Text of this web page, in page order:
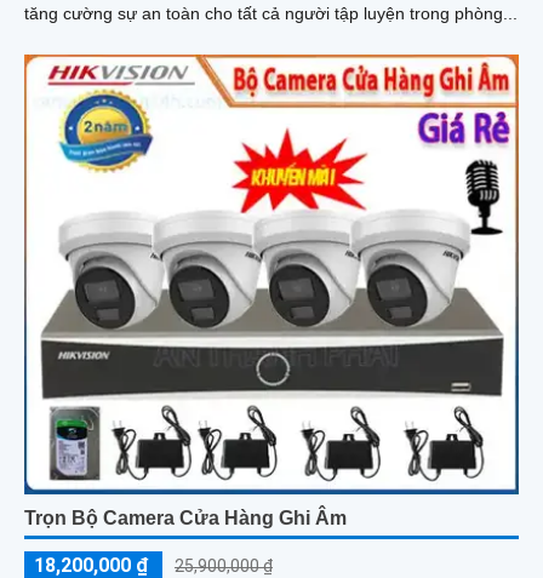
tăng cường sự an toàn cho tất cả người tập luyện trong phòng...
Trọn Bộ Camera Cửa Hàng Ghi Âm
18,200,000 ₫ 25,900,000 ₫